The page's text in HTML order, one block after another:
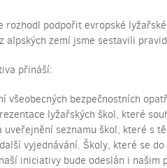
rozhodl podpořit evropské
alpských zemí jsme sestavili
přináší:
všeobecných bezpečnostních
lyžařských škol, které
uveřejnění seznamu škol, které s
vyjednávání. Školy, které se
iniciativy bude odeslán i